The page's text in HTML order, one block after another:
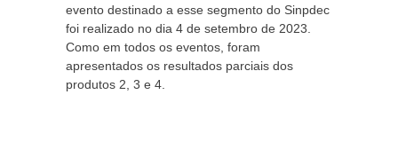
evento destinado a esse segmento do Sinpdec
foi realizado no dia 4 de setembro de 2023.
Como em todos os eventos, foram
apresentados os resultados parciais dos
produtos 2, 3 e 4.